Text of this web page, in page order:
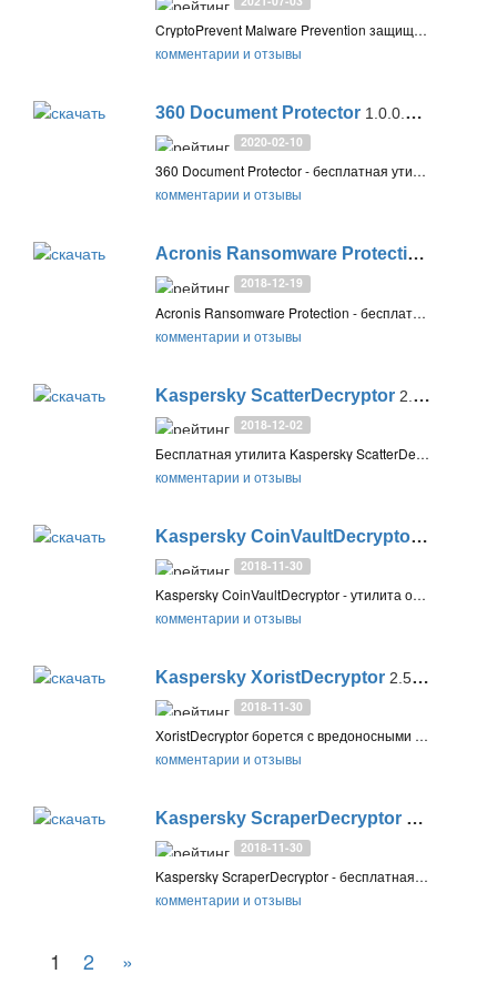
CryptoPrevent Malware Prevention защищает систему Windows от шифровальщиков, троянов-вымогателей и других угроз, которые шифруют личные файлы на ПК пользователя с последующим предложением восстановить их за деньги
комментарии и отзывы
360 Document Protector 1.0.0.1202
2020-02-10
360 Document Protector - бесплатная утилита для защиты от шифровальщиков путем отслеживания и автоматического резервного копирования изменяемых файлов и документов
комментарии и отзывы
Acronis Ransomware Protection
2018-12-19
Acronis Ransomware Protection - бесплатный инструмент для защиты от шифровальщиков в режиме реального времени. Использует технологию Acronis Active Protection и предоставляет бесплатно 5 ГБ в облачном хранилище для защиты важных документов
комментарии и отзывы
Kaspersky ScatterDecryptor 2.0.1.5
2018-12-02
Бесплатная утилита Kaspersky ScatterDecryptor от вЂќЛаборатории КасперскоговЂќ предназначена для расшифровки файлов, зашифрованных вредоносной программой Trojan-Ransom.BAT.Scatter. Cодержит ключи для файлов с расширениями: .pzdc, .crypt, .good
комментарии и отзывы
Kaspersky CoinVaultDecryptor1.0.0.6
2018-11-30
Kaspersky CoinVaultDecryptor - утилита от «Лаборатории Касперского», которая помогает восстановить данные, заблокированные шифровальщиком CoinVault (Trojan-Ransom.MSIL.CoinVault)
комментарии и отзывы
Kaspersky XoristDecryptor 2.5.4.3
2018-11-30
XoristDecryptor борется с вредоносными программами семейства Trojan-Ransom.Win32.Xorist, Trojan-Ransom.MSIL.Vandev
комментарии и отзывы
Kaspersky ScraperDecryptor 1.0.0.4
2018-11-30
Kaspersky ScraperDecryptor - бесплатная утилита от «Лаборатории Касперского» для расшифровки файлов, зашифрованных вредоносной программой Trojan-Ransom.Win32.Scraper
комментарии и отзывы
1 2 »